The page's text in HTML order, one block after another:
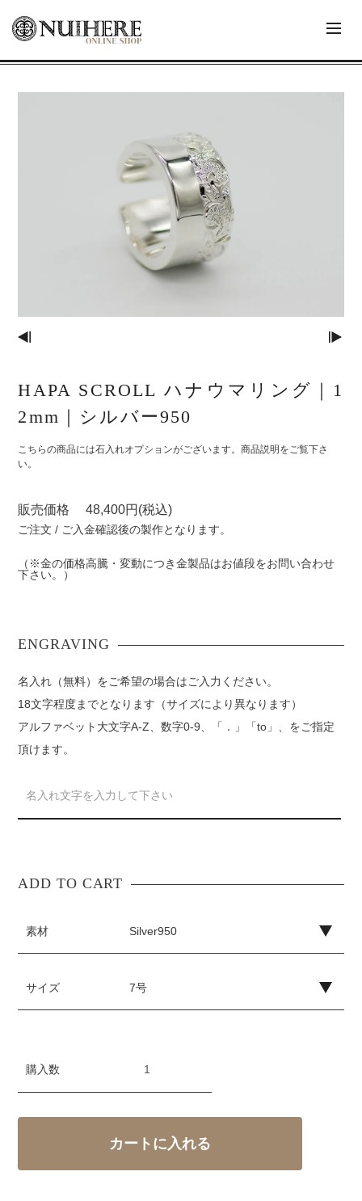
HAPA SCROLL ハナウマリング｜1
2mm｜シルバー950
こちらの商品には石入れオプションがございます。商品説明をご覧下さ
い。
販売価格 48,400円(税込)
ご注文 / ご入金確認後の製作となります。
（※金の価格高騰・変動につき金製品はお値段をお問い合わせ
下さい。）
名入れ（無料）をご希望の場合はご入力ください。
18文字程度までとなります（サイズにより異なります）
アルファベット大文字A-Z、数字0-9、「．」「to」、をご指定
頂けます。
素材
サイズ
購入数